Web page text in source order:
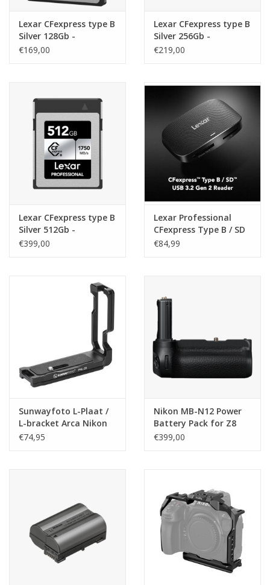
Lexar CFexpress type B
Silver 128Gb -
R1750/W1300
€169,00
Lexar CFexpress type B
Silver 256Gb -
R1750/W1300
€219,00
Lexar CFexpress type B
Silver 512Gb -
R1750/W1300
€399,00
Lexar Professional
CFexpress Type B / SD
UHS-II USB 3.2 GEN2
€84,99
Sunwayfoto L-Plaat /
L-bracket Arca Nikon
Z8 (PNL-Z8)
€74,95
Nikon MB-N12 Power
Battery Pack for Z8
€399,00